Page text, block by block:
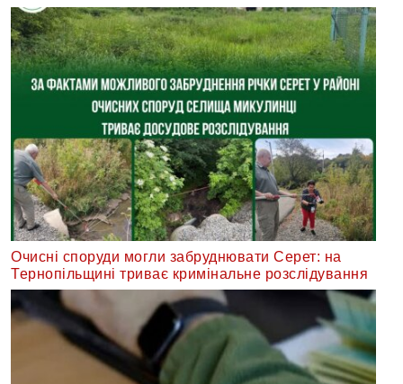
Очисні споруди могли забруднювати Серет: на
Тернопільщині триває кримінальне розслідування